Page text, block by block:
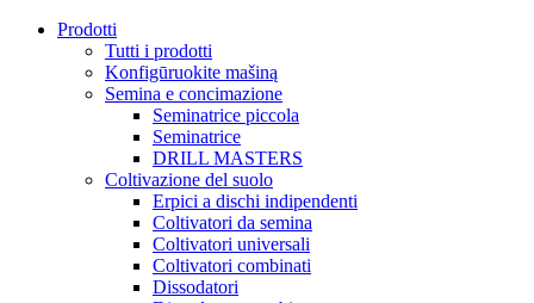
Prodotti
Tutti i prodotti
Konfigūruokite mašiną
Semina e concimazione
Seminatrice piccola
Seminatrice
DRILL MASTERS
Coltivazione del suolo
Erpici a dischi indipendenti
Coltivatori da semina
Coltivatori universali
Coltivatori combinati
Dissodatori